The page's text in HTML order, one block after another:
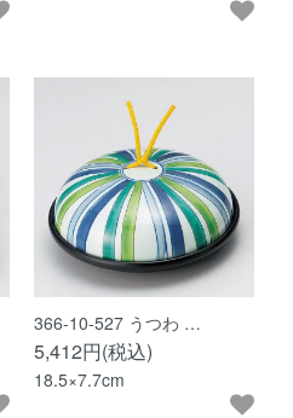
366-10-527 うつわ …
5,412円(税込)
18.5×7.7cm